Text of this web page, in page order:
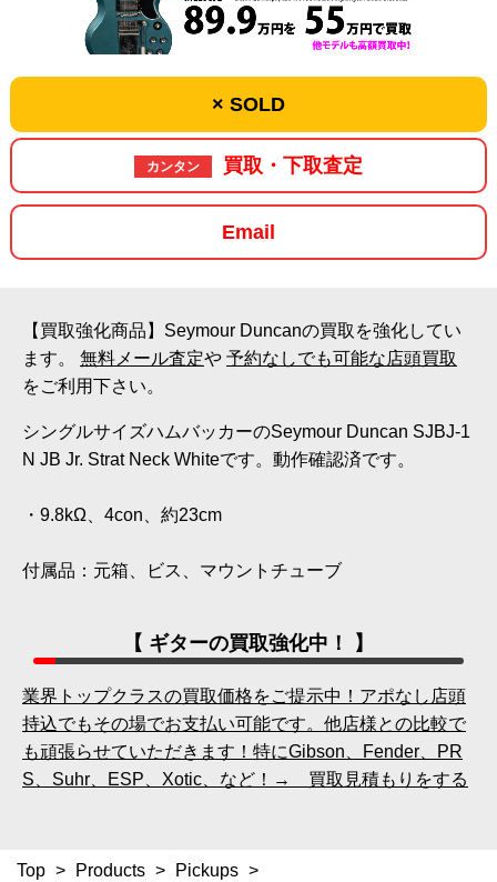
× SOLD
カンタン 買取・下取査定
Email
【買取強化商品】Seymour Duncanの買取を強化してい
ます。 無料メール査定や 予約なしでも可能な店頭買取
をご利用下さい。
シングルサイズハムバッカーのSeymour Duncan SJBJ-1
N JB Jr. Strat Neck Whiteです。動作確認済です。
・9.8kΩ、4con、約23cm
付属品：元箱、ビス、マウントチューブ
【 ギターの買取強化中！ 】
業界トップクラスの買取価格をご提示中！アポなし店頭
持込でもその場でお支払い可能です。他店様との比較で
も頑張らせていただきます！特にGibson、Fender、PR
S、Suhr、ESP、Xotic、など！→ 買取見積もりをする
Top > Products > Pickups >